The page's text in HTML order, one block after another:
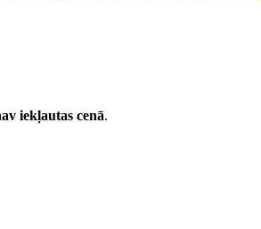
iekļautas cenā.